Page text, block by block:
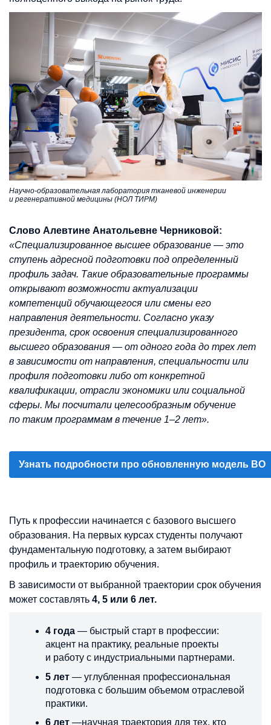
Научно-образовательная лаборатория тканевой инженерии
и регенеративной медицины (НОЛ ТИРМ)
Слово Алевтине Анатольевне Черниковой:
«Специализированное высшее образование — это
ступень адресной подготовки под определенный
профиль задач. Такие образовательные программы
открывают возможности актуализации
компетенций обучающегося или смены его
направления деятельности. Согласно указу
президента, срок освоения специализированного
высшего образования — от одного года до трех лет
в зависимости от направления, специальности или
профиля подготовки либо от конкретной
квалификации, отрасли экономики или социальной
сферы. Мы посчитали целесообразным обучение
по таким программам в течение 1–2 лет».
Узнать подробности про обновленную модель ВО
Путь к профессии начинается с базового высшего
образования. На первых курсах студенты получают
фундаментальную подготовку, а затем выбирают
профиль и траекторию обучения.
В зависимости от выбранной траектории срок обучения
может составлять 4, 5 или 6 лет.
4 года — быстрый старт в профессии:
акцент на практику, реальные проекты
и работу с индустриальными партнерами.
5 лет — углубленная профессиональная
подготовка с большим объемом отраслевой
практики.
6 лет —научная траектория для тех, кто